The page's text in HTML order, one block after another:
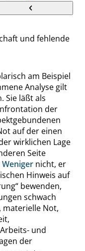
und fehlende
am Beispiel
Analyse gilt
Sie läßt als
der
auf der einen
wirklichen Lage
Seite
Weniger nicht, er
Hinweis auf
“ bewenden,
schwach
materielle Not,
und
der